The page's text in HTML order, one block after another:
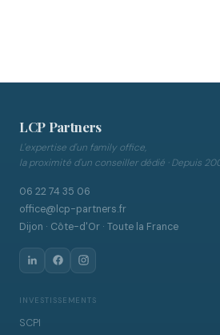
LCP Partners
L'expertise d'un family office,
la proximité d'un conseiller dédié · Depuis
06 22 74 35 06
office@lcp-partners.fr
Dijon · Côte-d'Or · Toute la France
INVESTISSEMENTS
SCPI